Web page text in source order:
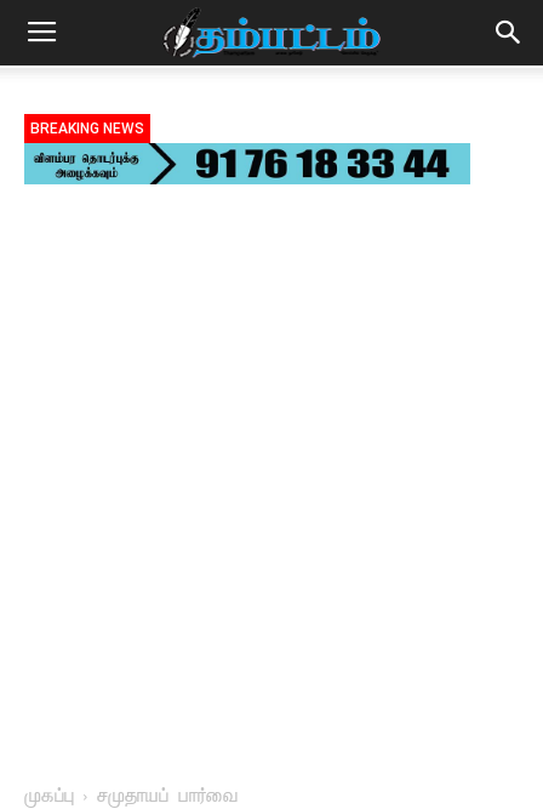
BREAKING NEWS
முகப்பு சமுதாயப் பார்வை